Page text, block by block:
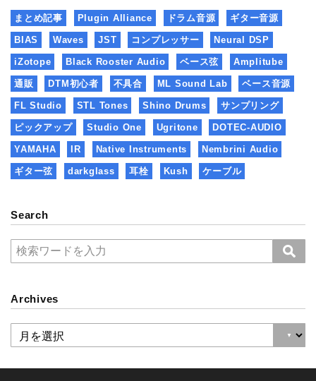
まとめ記事 Plugin Alliance ドラム音源 ギター音源
BIAS Waves JST コンプレッサー Neural DSP
iZotope Black Rooster Audio ベース弦 Amplitube
通販 DTM初心者 不具合 ML Sound Lab ベース音源
FL Studio STL Tones Shino Drums サンプリング
ピックアップ Studio One Ugritone DOTEC-AUDIO
YAMAHA IR Native Instruments Nembrini Audio
ギター弦 darkglass 耳栓 Kush ケーブル
Search
Archives